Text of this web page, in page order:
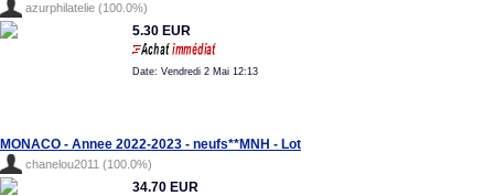
azurphilatelie (100.0%)
5.30 EUR
Date: Vendredi 2 Mai 12:13
MONACO - Annee 2022-2023 - neufs**MNH - Lot
chanelou2011 (100.0%)
34.70 EUR